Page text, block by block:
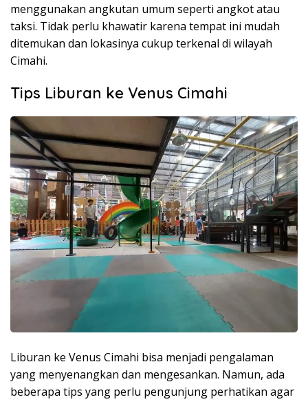
menggunakan angkutan umum seperti angkot atau
taksi. Tidak perlu khawatir karena tempat ini mudah
ditemukan dan lokasinya cukup terkenal di wilayah
Cimahi.
Tips Liburan ke Venus Cimahi
Liburan ke Venus Cimahi bisa menjadi pengalaman
yang menyenangkan dan mengesankan. Namun, ada
beberapa tips yang perlu pengunjung perhatikan agar